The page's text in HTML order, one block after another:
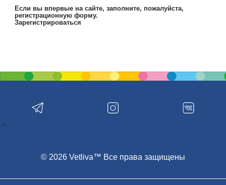
Если вы впервые на сайте, заполните, пожалуйста,
регистрационную форму.
Зарегистрироваться
© 2026 Vetliva™ Все права защищены
-->